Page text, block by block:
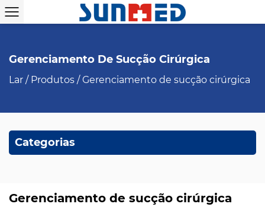
Gerenciamento De Sucção Cirúrgica
Lar / Produtos /Gerenciamento de sucção cirúrgica
Categorias
Gerenciamento de sucção cirúrgica